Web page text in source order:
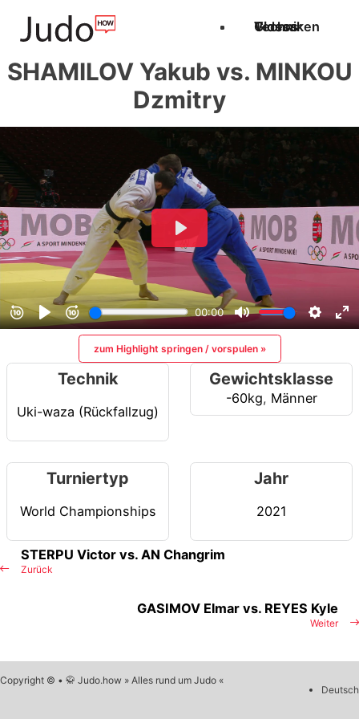
Techniken
Videos
Glossar
SHAMILOV Yakub vs. MINKOU
Dzmitry
zum Highlight springen / vorspulen »
Technik
Uki-waza (Rückfallzug)
Gewichtsklasse
-60kg, Männer
Turniertyp
World Championships
Jahr
2021
Zurück
STERPU Victor vs. AN Changrim
Weiter
GASIMOV Elmar vs. REYES Kyle
Copyright © • 🥋 Judo.how » Alles rund um Judo «
Deutsch